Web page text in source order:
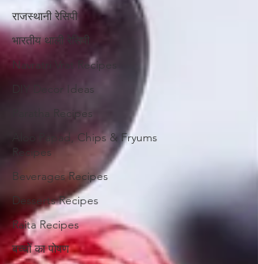
राजस्थानी रेसिपी
भारतीय थाली रेसिपी
Navratri Vrat Recipes
DIY Decor Ideas
Paratha Recipes
Aloo Papad, Chips & Fryums
Recipes
Beverages Recipes
Desserts Recipes
Raita Recipes
बच्चों का पोषण